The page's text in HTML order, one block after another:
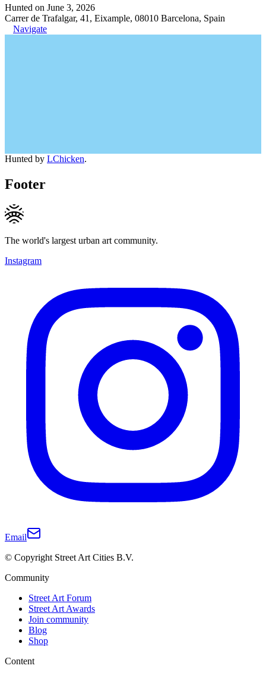
Hunted on June 3, 2026
Carrer de Trafalgar, 41, Eixample, 08010 Barcelona, Spain
Navigate
Hunted by LChicken.
Footer
The world's largest urban art community.
Instagram
Email
© Copyright Street Art Cities B.V.
Community
Street Art Forum
Street Art Awards
Join community
Blog
Shop
Content